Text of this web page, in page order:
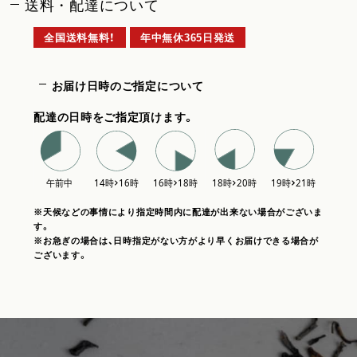
送料・配達について
全国送料無料！ 年中無休365日発送
お届け日時のご指定について
配達の日時をご指定頂けます。
※天候などの事情により指定時間内に配達が出来ない場合がございま
す。
※お急ぎの場合は、日時指定がない方がより早くお届けできる場合が
ございます。